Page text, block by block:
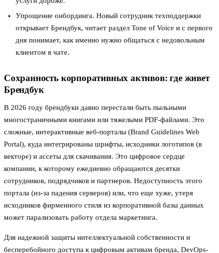
Упрощение онбординга. Новый сотрудник техподдержки
открывает Брендбук, читает раздел Tone of Voice и с первого
дня понимает, как именно нужно общаться с недовольным
клиентом в чате.
Сохранность корпоративных активов: где живет
Брендбук
В 2026 году брендбуки давно перестали быть пыльными
многостраничными книгами или тяжелыми PDF-файлами. Это
сложные, интерактивные веб-порталы (Brand Guidelines Web
Portal), куда интегрированы шрифты, исходники логотипов (в
векторе) и ассеты для скачивания. Это цифровое сердце
компании, к которому ежедневно обращаются десятки
сотрудников, подрядчиков и партнеров. Недоступность этого
портала (из-за падения серверов) или, что еще хуже, утеря
исходников фирменного стиля из корпоративной базы данных
может парализовать работу отдела маркетинга.
Для надежной защиты интеллектуальной собственности и
бесперебойного доступа к цифровым активам бренда, DevOps-